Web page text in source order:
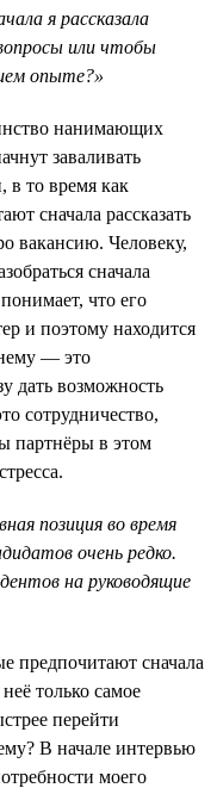
я рассказала
или чтобы
опыте?»
нанимающих
заваливать
в то время как
сначала рассказать
вакансию. Человеку,
сначала
что его
и поэтому находится
— это
дать возможность
сотрудничество,
партнёры в этом
позиция во время
очень редко.
на руководящие
предпочитают сначала
только самое
перейти
В начале интервью
моего